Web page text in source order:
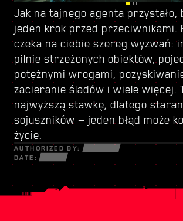
Jak na tajnego agenta przystało,
jeden krok przed przeciwnikami.
czeka na ciebie szereg wyzwań:
pilnie strzeżonych obiektów,
potężnymi wrogami,
zacieranie śladów i wiele więcej.
najwyższą stawkę, dlatego
sojuszników — jeden błąd może
życie.
AUTHORIZED BY:
DATE:
Kieruj się do Dogtown —
miasta rządzonej przez
bezwzględnego watażkę. To
szereg dodatkowych możliwości
niekoniecznie legalnych, ale
ekscytujących. Nie krępuj się, to
poza misją główną, to twoja
oczy z tyłu głowy —
na każdym kroku.
Z racji przyznanego ci statusu
i wagi misji masz teraz dostęp do
nowego zestawu umiejętności—
dobry użytek. Na miejscu
i broń, których próżno szukać w
Korzystaj z nowego arsenału
w Dogtown wszystkie chwyty są